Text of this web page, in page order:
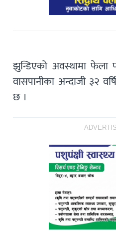
झुन्डिएको अवस्थामा फेला
वासपानीका अन्दाजी ३२
छ ।